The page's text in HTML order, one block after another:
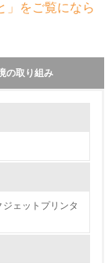
」をご覧になら
の取り組み
ェットプリンタ